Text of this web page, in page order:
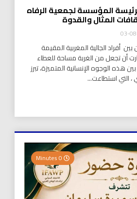
المؤسسة لجمعية الرفاه
المثال والقدوة
أفراد الجالية المغربية المقيمة
أن تجعل من الغربة مساحة للعطاء
هذه الوجوه الإنسانية المتميزة، تبرز
، التي استطاعت...